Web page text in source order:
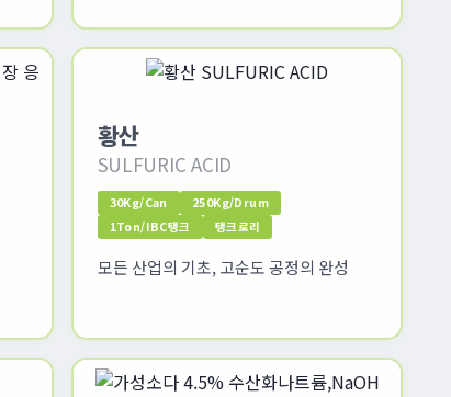
황산
SULFURIC ACID
30Kg/Can
250Kg/Drum
1Ton/IBC탱크
탱크로리
모든 산업의 기초, 고순도 공정의 완성